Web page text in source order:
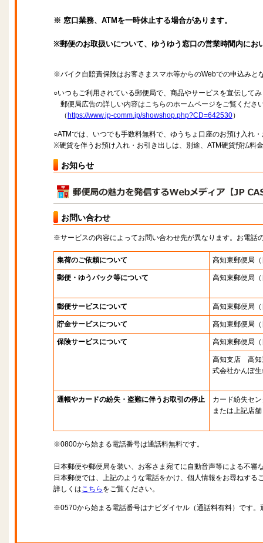
※ 窓口業務、ATMを一時休止する場合があります。
※郵便のお取扱いについて、ゆうゆう窓口の営業時間内に
※バイク自賠責保険はお客さまスマホ等からのWebでの申込みと
○いつもご利用されている郵便局で、商品やサービスを宣伝して
郵便局広告の詳しい内容はこちらのホームページをご覧くださ
（ https://www.jp-comm.jp/showshop.php?CD=642530）
○ATMでは、いつでも手数料無料で、ゆうちょ口座のお預け入れ
※硬貨を伴うお預け入れ・お引き出しは、別途、ATM硬貨預払料
お知らせ
お問い合わせ
※サービスの内容によってお問い合わせ先が異なります。お電話
集荷のご依頼について 高知東郵便局
郵便・ゆうパック等について 高知東郵便局
郵便サービスについて 高知東郵便局
貯金サービスについて 高知東郵便局
保険サービスについて 高知東郵便局
高知支店 高知
式会社かんぽ
通帳やカードの紛失・盗難に伴うお取引の停止
カード紛失セ
または上記店舗
※0800から始まる電話番号は通話料無料です。
日本郵便や郵便局を装い、お客さま宛てに自動音声等による不審
日本郵便では、上記のような電話をかけ、個人情報をお尋ねする
詳しくはこちら をご覧ください。
※0570から始まる電話番号はナビダイヤル（通話料有料）です